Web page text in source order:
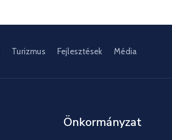
Turizmus Fejlesztések Média
Önkormányzat